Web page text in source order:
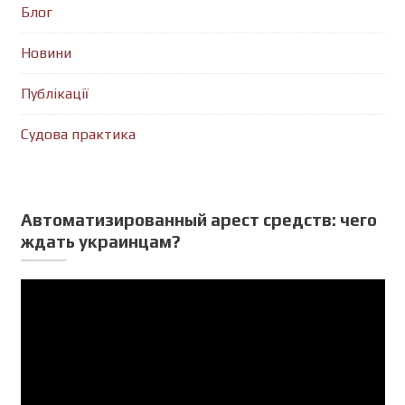
Блог
Новини
Публікації
Судова практика
Автоматизированный арест средств: чего
ждать украинцам?